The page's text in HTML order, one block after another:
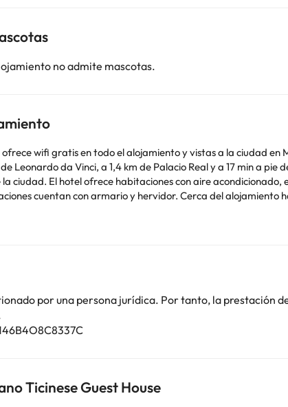
no admite mascotas.
ofrece wifi gratis en todo el alojamiento y vistas a la ciudad
Leonardo da Vinci, a 1,4 km de Palacio Real y a 17 min a
caja fuerte, TV de pantalla plana y baño
del alojamiento hay puntos de interés como Museo Del Novecento, San Maurizio al Monastero
Maria delle Grazie. El aeropuerto (Aeropuerto de Milán -
de llegada. Para ello, puedes utilizar el apartado de
aparecen en la confirmación de la reserva. Gestionado
pueden ser de pago. Puedes consultar sus tarifas
Si tienes dudas, contáctanos.
por una persona jurídica. Por tanto, la prestación
Ticinese Guest House